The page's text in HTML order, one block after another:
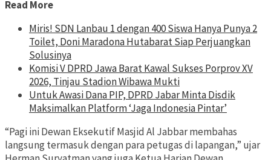
Read More
Miris! SDN Lanbau 1 dengan 400 Siswa Hanya Punya 2
Toilet, Doni Maradona Hutabarat Siap Perjuangkan
Solusinya
Komisi V DPRD Jawa Barat Kawal Sukses Porprov XV
2026, Tinjau Stadion Wibawa Mukti
Untuk Awasi Dana PIP, DPRD Jabar Minta Disdik
Maksimalkan Platform ‘Jaga Indonesia Pintar’
“Pagi ini Dewan Eksekutif Masjid Al Jabbar membahas
langsung termasuk dengan para petugas di lapangan,” ujar